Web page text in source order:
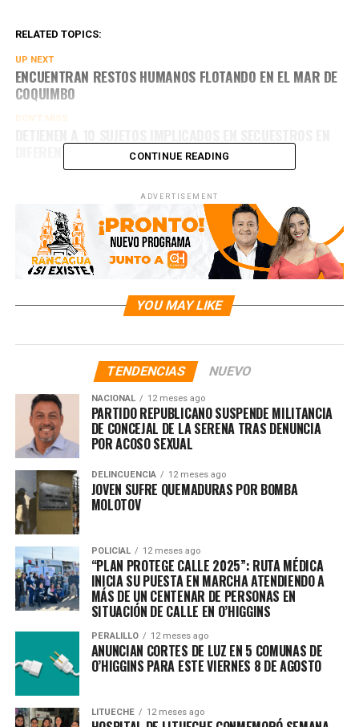
RELATED TOPICS:
UP NEXT
ENCUENTRAN RESTOS HUMANOS FLOTANDO EN EL MAR DE
COQUIMBO
DON'T MISS
DIFERENTES PARTES DEL PAÍS
CONTINUE READING
ADVERTISEMENT
YOU MAY LIKE
TENDENCIAS NUEVO
NACIONAL 12 meses ago
PARTIDO REPUBLICANO SUSPENDE MILITANCIA
DE CONCEJAL DE LA SERENA TRAS DENUNCIA
POR ACOSO SEXUAL
DELINCUENCIA 12 meses ago
JOVEN SUFRE QUEMADURAS POR BOMBA
MOLOTOV
POLICIAL 12 meses ago
“PLAN PROTEGE CALLE 2025”: RUTA MÉDICA
INICIA SU PUESTA EN MARCHA ATENDIENDO A
MÁS DE UN CENTENAR DE PERSONAS EN
SITUACIÓN DE CALLE EN O’HIGGINS
PERALILLO 12 meses ago
ANUNCIAN CORTES DE LUZ EN 5 COMUNAS DE
O’HIGGINS PARA ESTE VIERNES 8 DE AGOSTO
LITUECHE 12 meses ago